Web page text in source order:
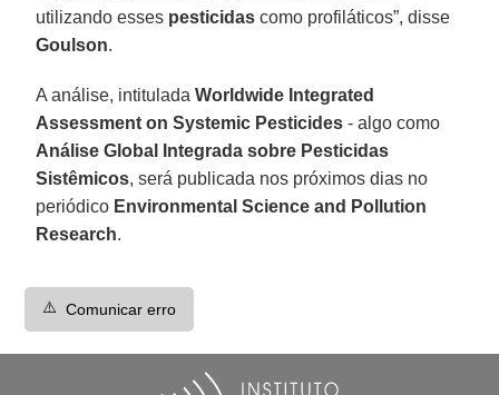
utilizando esses pesticidas como profiláticos”, disse
Goulson.
A análise, intituladaWorldwide Integrated
Assessment on Systemic Pesticides - algo como
Análise Global Integrada sobre Pesticidas
Sistêmicos, será publicada nos próximos dias no
periódico Environmental Science and Pollution
Research.
⚠️ Comunicar erro